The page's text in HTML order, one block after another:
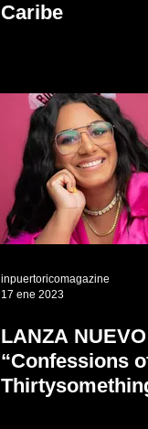
Caribe
inpuertoricomagazine
17 ene 2023
LANZA
“Confessions